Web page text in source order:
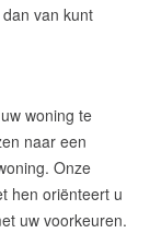
van kunt
woning te
naar een
Onze
hen oriënteert u
uw voorkeuren.